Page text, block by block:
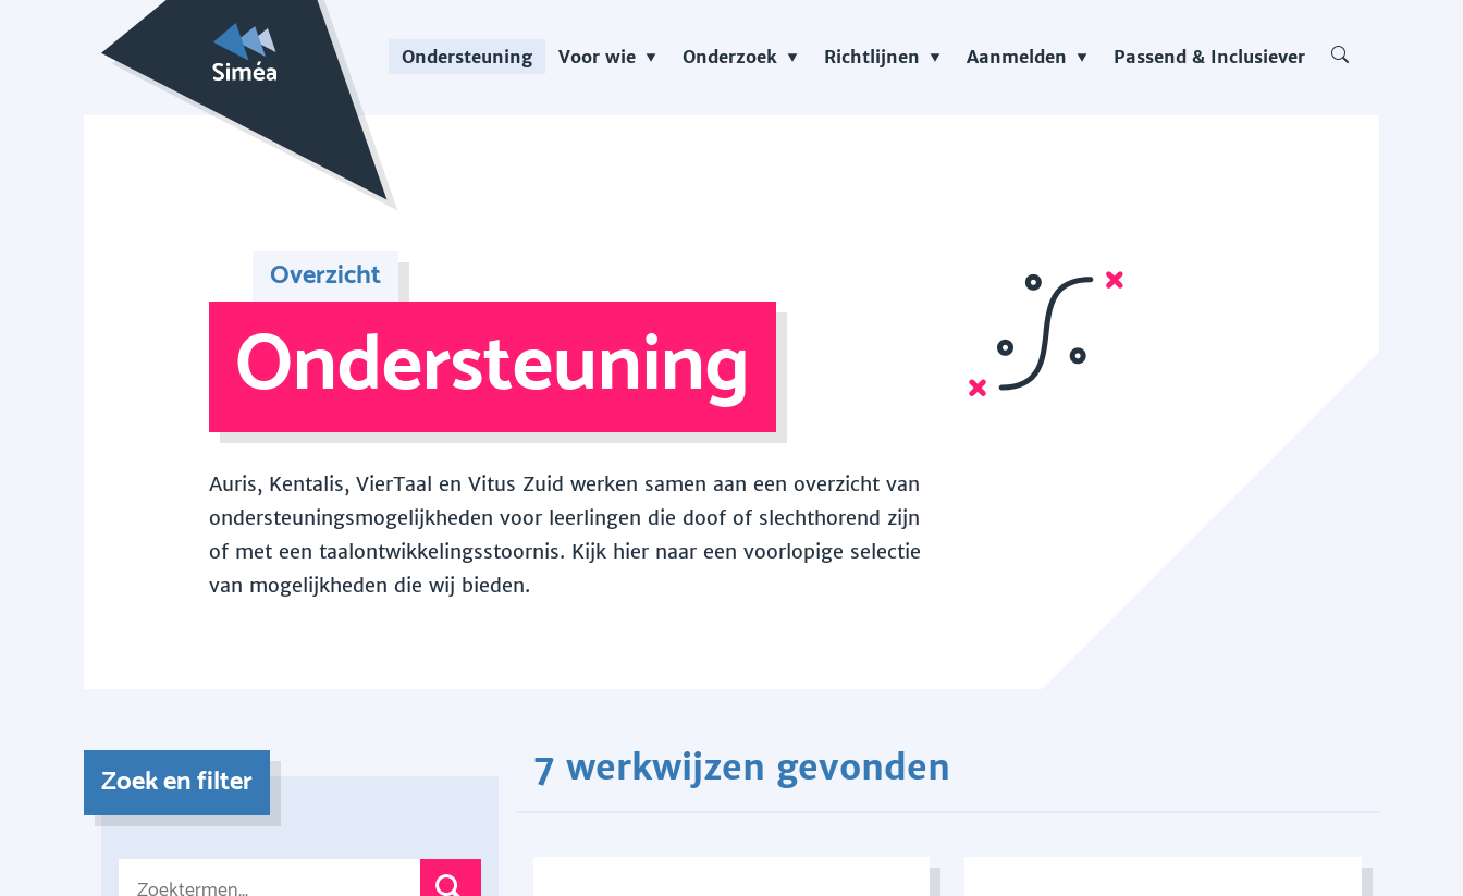
Ondersteuning Voor wie Onderzoek Richtlijnen Aanmelden Passend & Inclusiever
Overzicht
Ondersteuning
Auris, Kentalis, VierTaal en Vitus Zuid werken samen aan een overzicht van
ondersteuningsmogelijkheden voor leerlingen die doof of slechthorend zijn
of met een taalontwikkelingsstoornis. Kijk hier naar een voorlopige selectie
van mogelijkheden die wij bieden.
Zoek en filter 7 werkwijzen gevonden